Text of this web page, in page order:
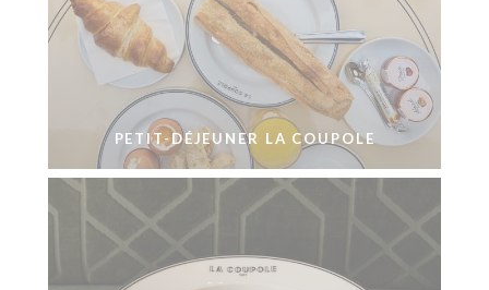
PETIT-DÉJEUNER LA COUPOLE